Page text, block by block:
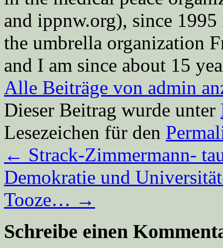
and ippnw.org), since
the umbrella organization
and I am since about 15
Alle Beiträge von admin
Dieser Beitrag wurde unter
Lesezeichen für den
← Strack-Zimmermann-
Demokratie und
Tooze… →
Schreibe einen